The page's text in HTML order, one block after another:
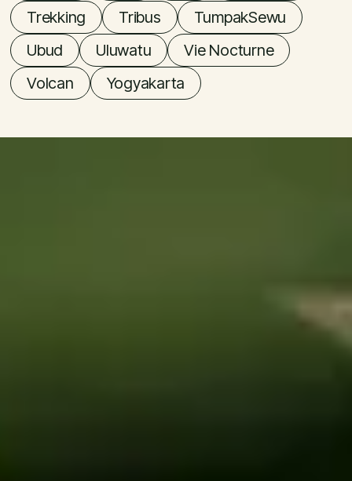
Trekking
Tribus
TumpakSewu
Ubud
Uluwatu
Vie Nocturne
Volcan
Yogyakarta